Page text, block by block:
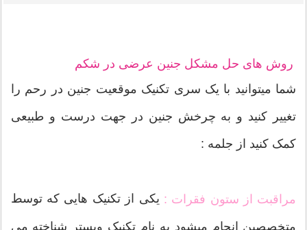
روش های حل مشکل جنین عرضی در شکم
شما میتوانید با یک سری تکنیک موقعیت جنین در رحم را
تغییر کنید و به چرخش جنین در جهت درست و طبیعی
کمک کنید از جلمه :
مراقبت از ستون فقرات : یکی از تکنیک هایی که توسط
متخصصین انجام میشود به نام تکنیک وبستر شناخته می